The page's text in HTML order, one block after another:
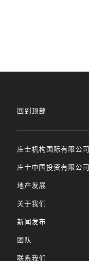
庄士机构国际有限公司
庄士中国投资有限公司
地产发展
关于我们
新闻发布
团队
回到顶部
联系我们